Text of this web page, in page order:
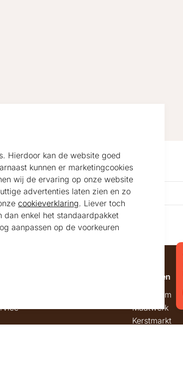
Algemeen
Showroom
Maatwerk
Kerstmarkt
Hierdoor kan de website goed
kunnen er marketingcookies
wij de ervaring op onze website
advertenties laten zien en zo
cookieverklaring. Liever toch
dan enkel het standaardpakket
aanpassen op de voorkeuren